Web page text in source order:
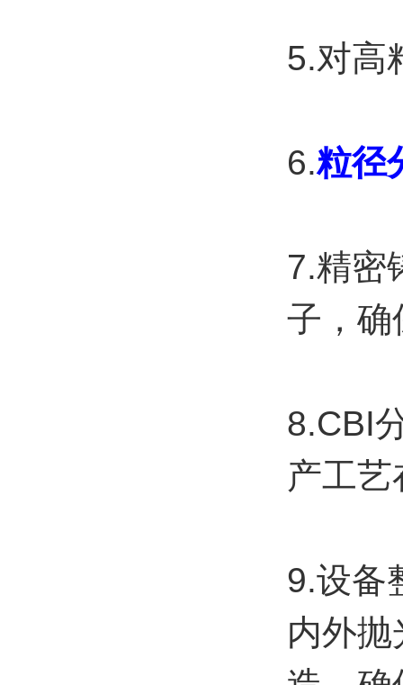
5.对高
6.粒径
7.精密
子，确
8.CBI
产工
9.设备
内外抛